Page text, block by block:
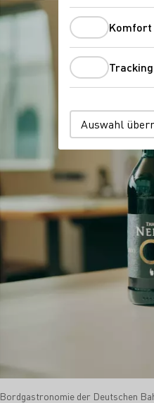
Bordgastronomie der Deutschen
Komfort
Tracking
Auswahl